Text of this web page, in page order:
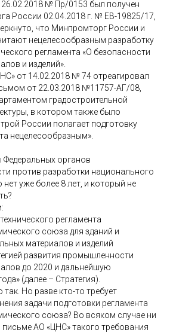
№ Пр/0153 был получен
России 02.04.2018 г. № ЕВ-19825/17,
что Минпромторг России и
нецелесообразным разработку
регламента «О безопасности
и изделий».
от 14.02.2018 № 74 отреагировал
от 22.03.2018 №11757-АГ/08,
градостроительной
в котором также было
России полагает подготовку
нецелесообразным».
органов
против разработки национального
нет уже более 8 лет, и который не
регламента
союза для зданий и
материалов и изделий
развития промышленности
до 2020 и дальнейшую
(далее – Стратегия).
так. Но разве кто-то требует
задачи подготовки регламента
союза? Во всяком случае ни
АО «ЦНС» такого требования